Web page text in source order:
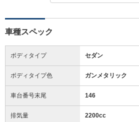
車種スペック
ボディタイプ セダン
ボディタイプ色 ガンメタリック
車台番号末尾 146
排気量 2200cc